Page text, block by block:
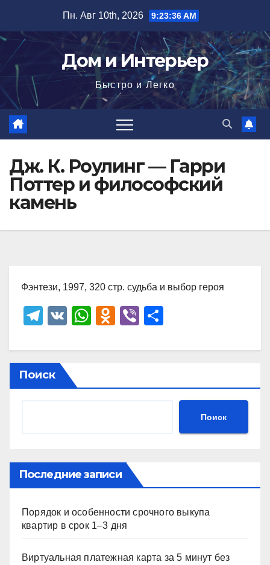
содержимому
Пн. Авг 10th, 2026 9:23:37 AM
Дом и Интерьер
Быстро и Легко
Дж. К. Роулинг — Гарри
Поттер и философский
камень
Фэнтези, 1997, 320 стр. судьба и выбор героя
T
e
gr
a
V
W
at
A
O
n
kl
ki
Vi
er р
в
ть
Поиск
Поиск
Последние записи
Порядок и особенности срочного выкупа
квартир в срок 1–3 дня
Виртуальная платежная карта за 5 минут без